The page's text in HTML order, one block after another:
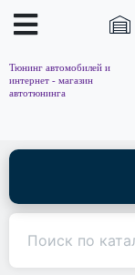
Тюнинг автомобилей и
интернет - магазин
автотюнинга